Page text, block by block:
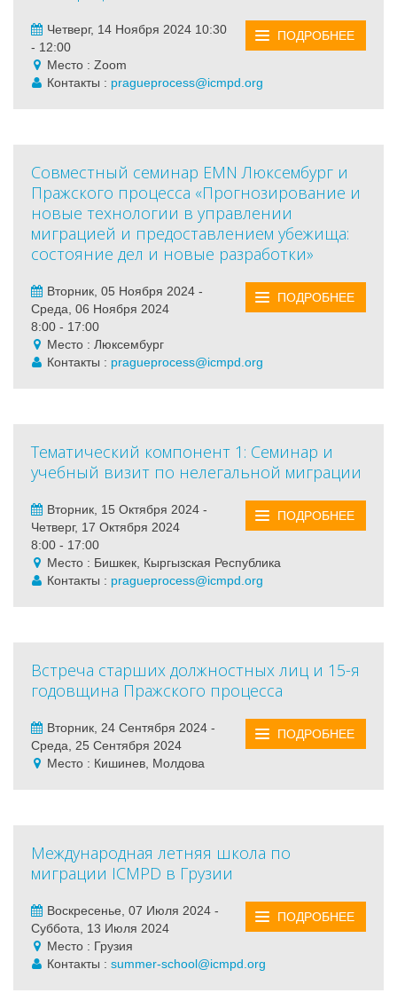
ПОДРОБНЕЕ
Четверг, 14 Ноября 2024 10:30
- 12:00
Место : Zoom
Контакты : pragueprocess@icmpd.org
Совместный семинар EMN Люксембург и
Пражского процесса «Прогнозирование и
новые технологии в управлении
миграцией и предоставлением убежища:
состояние дел и новые разработки»
ПОДРОБНЕЕ
Вторник, 05 Ноября 2024 -
Среда, 06 Ноября 2024
8:00 - 17:00
Место : Люксембург
Контакты : pragueprocess@icmpd.org
Тематический компонент 1: Семинар и
учебный визит по нелегальной миграции
ПОДРОБНЕЕ
Вторник, 15 Октября 2024 -
Четверг, 17 Октября 2024
8:00 - 17:00
Место : Бишкек, Кыргызская Республика
Контакты : pragueprocess@icmpd.org
Встреча старших должностных лиц и 15-я
годовщина Пражского процесса
ПОДРОБНЕЕ
Вторник, 24 Сентября 2024 -
Среда, 25 Сентября 2024
Место : Кишинев, Молдова
Международная летняя школа по
миграции ICMPD в Грузии
ПОДРОБНЕЕ
Воскресенье, 07 Июля 2024 -
Суббота, 13 Июля 2024
Место : Грузия
Контакты : summer-school@icmpd.org